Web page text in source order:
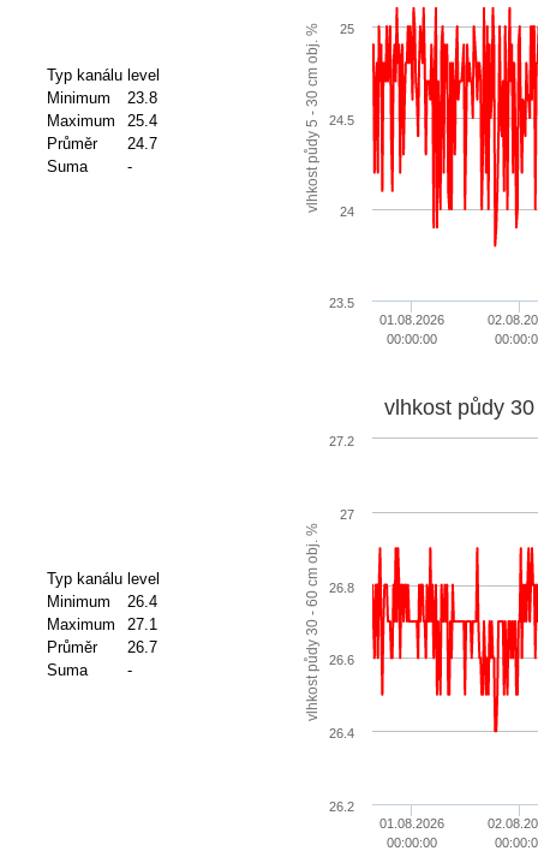
Typ kanálu level
Minimum
23.8
Maximum
25.4
Průměr
24.7
Suma
- vlhkost půdy 5 - 30 cm obj. %
01.08.2026
00:00:00
23.5
24
24.5
25
Typ kanálu level
Minimum
26.4
Maximum
27.1
Průměr
26.7
Suma
- vlhkost půdy 30 - 60 cm obj. %
vlhkost půdy
01.08.2026
00:00:00
26.2
26.4
26.6
26.8
27
27.2